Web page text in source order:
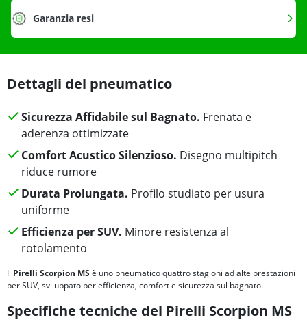
Garanzia resi
Dettagli del pneumatico
Sicurezza Affidabile sul Bagnato. Frenata e
aderenza ottimizzate
Comfort Acustico Silenzioso. Disegno multipitch
riduce rumore
Durata Prolungata. Profilo studiato per usura
uniforme
Efficienza per SUV. Minore resistenza al
rotolamento
Il Pirelli Scorpion MS è uno pneumatico quattro stagioni ad alte prestazioni
per SUV, sviluppato per efficienza, comfort e sicurezza sul bagnato.
Specifiche tecniche del Pirelli Scorpion MS